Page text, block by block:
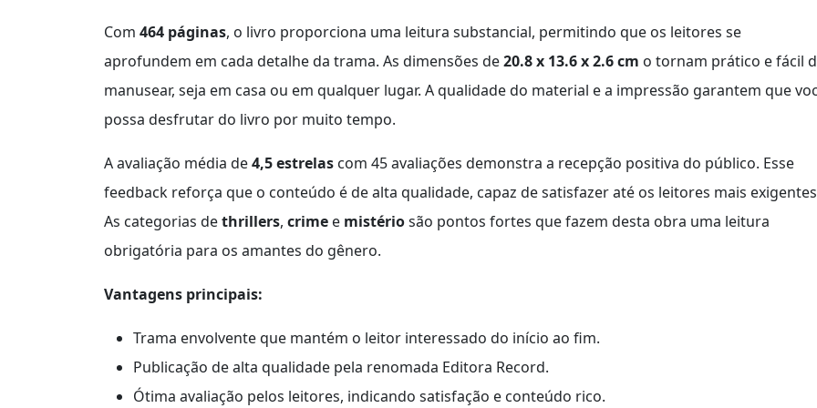
Com 464 páginas, o livro proporciona uma leitura substancial, permitindo que os leitores se
aprofundem em cada detalhe da trama. As dimensões de20.8 x 13.6 x 2.6 cm o tornam prático e fácil
manusear, seja em casa ou em qualquer lugar. A qualidade do material e a impressão garantem que
possa desfrutar do livro por muito tempo.
A avaliação média de4,5 estrelas com 45 avaliações demonstra a recepção positiva do público. Esse
feedback reforça que o conteúdo é de alta qualidade, capaz de satisfazer até os leitores mais
As categorias dethrillers, crime e mistériosão pontos fortes que fazem desta obra uma leitura
obrigatória para os amantes do gênero.
Vantagens principais:
Trama envolvente que mantém o leitor interessado do início ao fim.
Publicação de alta qualidade pela renomada Editora Record.
Ótima avaliação pelos leitores, indicando satisfação e conteúdo rico.